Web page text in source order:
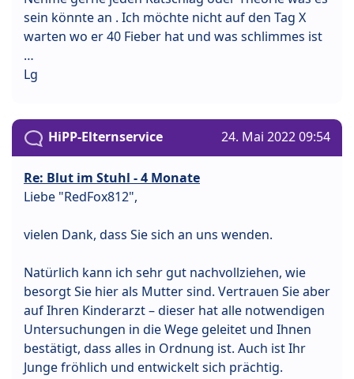
sein könnte an . Ich möchte nicht auf den Tag X
warten wo er 40 Fieber hat und was schlimmes ist
…
Lg
HiPP-Elternservice 24. Mai 2022 09:54
Re: Blut im Stuhl - 4 Monate
Liebe "RedFox812",
vielen Dank, dass Sie sich an uns wenden.
Natürlich kann ich sehr gut nachvollziehen, wie
besorgt Sie hier als Mutter sind. Vertrauen Sie aber
auf Ihren Kinderarzt – dieser hat alle notwendigen
Untersuchungen in die Wege geleitet und Ihnen
bestätigt, dass alles in Ordnung ist. Auch ist Ihr
Junge fröhlich und entwickelt sich prächtig.